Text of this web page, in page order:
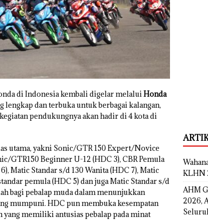
di Indonesia kembali digelar melaluiHonda
lengkap dan terbuka untuk berbagai kalangan,
pendukungnya akan hadir di 4 kota di
utama, yakni Sonic/GTR 150 Expert/Novice
GTR150 Beginner U-12 (HDC 3), CBR Pemula
Matic Standar s/d 130 Wanita (HDC 7), Matic
pemula (HDC 5) dan juga Matic Standar s/d
bagi pebalap muda dalam menunjukkan
mumpuni. HDC pun membuka kesempatan
yang memiliki antusias pebalap pada minat
KLHN
AHM
2026,